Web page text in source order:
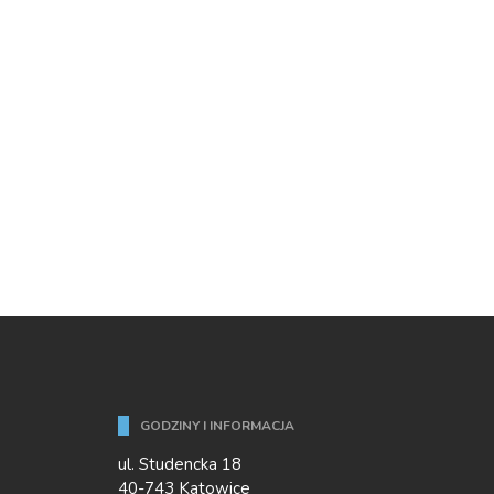
GODZINY I INFORMACJA
ul. Studencka 18
40-743 Katowice